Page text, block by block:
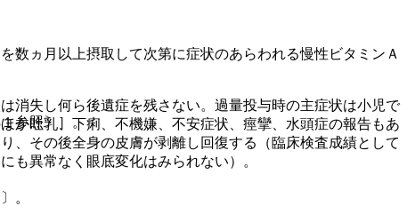
数ヵ月以上摂取して次第に症状のあらわれる慢性ビタミンＡ
消失し何ら後遺症を残さない。過量投与時の主症状は小児で
か吐乳、下痢、不機嫌、不安症状、痙攣、水頭症の報告もあ
、その後全身の皮膚が剥離し回復する（臨床検査成績として
も異常なく眼底変化はみられない）。
参照〕］。
。